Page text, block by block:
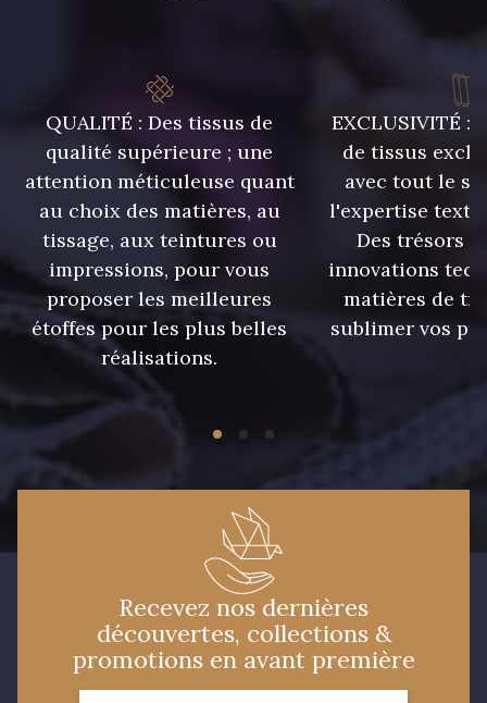
QUALITÉ : Des tissus de
qualité supérieure ; une
attention méticuleuse quant
au choix des matières, au
tissage, aux teintures ou
impressions, pour vous
proposer les meilleures
étoffes pour les plus belles
réalisations.
EXCLUSIVITÉ :
de tissus
avec tout le
l'expertise
Des trésors
innovations
matières de
sublimer vos
Recevez nos dernières
découvertes, collections &
promotions en avant première